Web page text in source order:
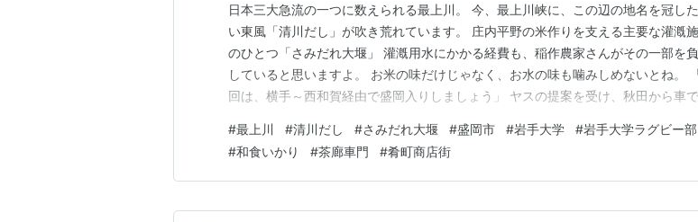
日本三大急流の一つに数えられる最上川。 今、最上川峡に、この辺の地名を冠し
い東風「清川だし」が吹き荒れています。 庄内平野の米作りを支える主要な灌漑
のひとつ「さみだれ大堰」 灌漑用水にかかる経費も、稲作農家さんがその一部を
していると思いますよ。 お米の味だけじゃなく、お水の味も噛みしめないとね。
回は、横手～西和賀経由で盛岡入りしましょう」 ヤスの提案を受け、秋田から車で
鳴り、「今、駐車場にいるよ」 ＡＩが職場で日常化しているというヤスの話に聞き
り、温泉のタイミングを逸した。 蕎麦処を探して雫石界…
#最上川 #清川だし #さみだれ大堰 #盛岡市 #岩手大学 #岩手大学ラグビー部
#和食いかり #茶廊車門 #肴町商店街